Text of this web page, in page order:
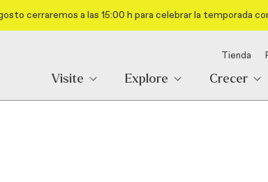
cerraremos a las 15:00 h para celebrar la temporada
Tienda
Visite Explore Crecer